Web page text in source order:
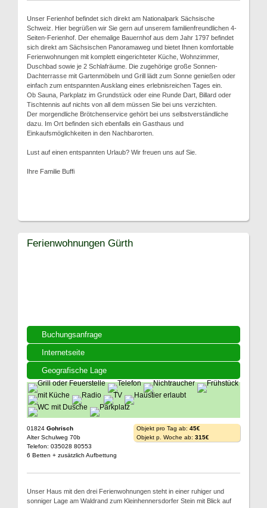
Unser Ferienhof befindet sich direkt am Nationalpark Sächsische
Schweiz. Hier begrüßen wir Sie gern auf unserem familienfreundlichen 4-
Seiten-Ferienhof. Der ehemalige Bauernhof aus dem Jahr 1797 befindet
sich direkt am Sächsischen Panoramaweg und bietet Ihnen komfortable
Ferienwohnungen mit komplett eingerichteter Küche, Wohnzimmer,
Duschbad sowie je 2 Schlafräume. Die zugehörige große Sonnen-
Dachterrasse mit Gartenmöbeln und Grill lädt zum Sonne genießen oder
einfach zum entspannten Ausklang eines erlebnisreichen Tages ein.
Ob Sauna, Parkplatz im Grundstück oder eine Runde Dart, Billard oder
Tischtennis auf nichts von all dem müssen Sie bei uns verzichten.
Der morgendliche Brötchenservice gehört bei uns selbstverständliche
dazu. Im Ort befinden sich ebenfalls ein Gasthaus und
Einkaufsmöglichkeiten in den Nachbarorten.
Lust auf einen entspannten Urlaub? Wir freuen uns auf Sie.
Ihre Familie Buffi
Buchungsanfrage
Internetseite
Geografische Lage
Ferienwohnungen Gürth
01824 Gohrisch
Alter Schulweg 70b
Telefon: 035028 80553
6 Betten + zusätzlich Aufbettung
Objekt pro Tag ab: 45€
Objekt p. Woche ab: 315€
Unser Haus mit den drei Ferienwohnungen steht in einer ruhiger und
sonniger Lage am Waldrand zum Kleinhennersdorfer Stein mit Blick auf